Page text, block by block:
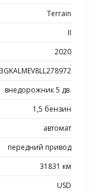
Terrain
II
2020
3GKALMEV8LL278972
внедорожник 5 дв.
1,5 бензин
автомат
передний привод
31831 км
USD